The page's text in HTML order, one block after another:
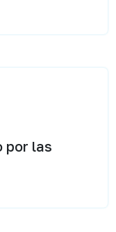
por las